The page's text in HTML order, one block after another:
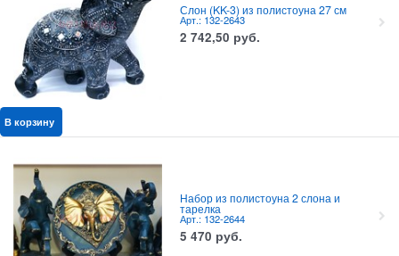
Слон (KK-3) из полистоуна 27 см
Арт.: 132-2643
2 742,50 руб.
В корзину
Набор из полистоуна 2 слона и
тарелка
Арт.: 132-2644
5 470 руб.